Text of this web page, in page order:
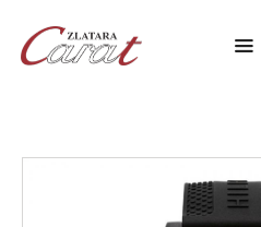
NASLOVNA
O NAMA